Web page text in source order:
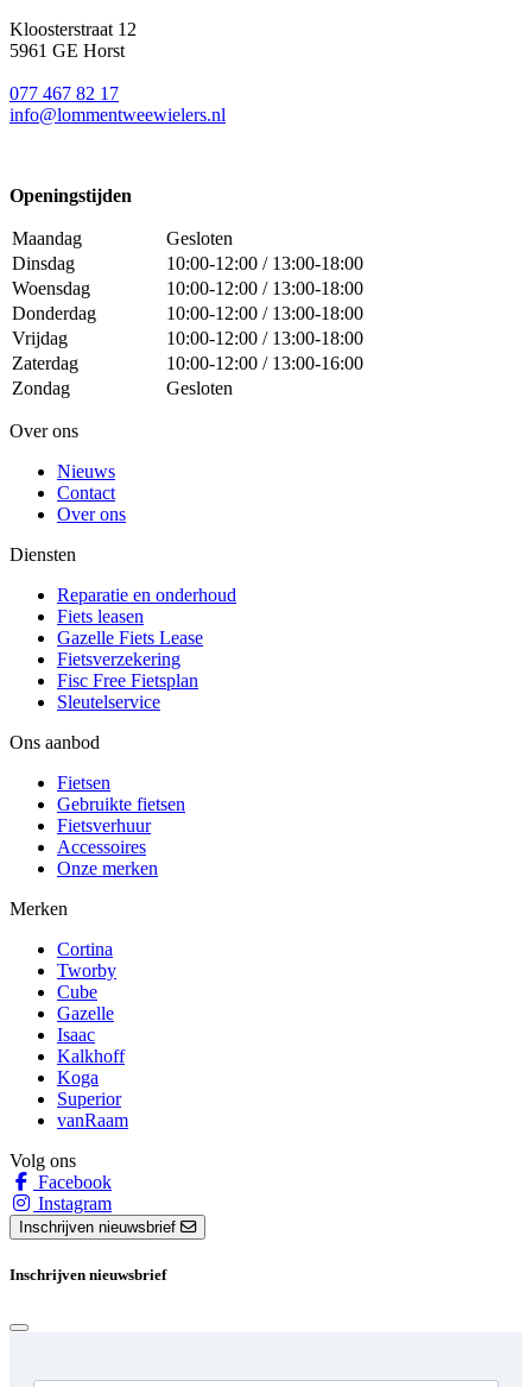
Kloosterstraat 12
5961 GE Horst
077 467 82 17
info@lommentweewielers.nl
Openingstijden
Maandag
Gesloten
Dinsdag
10:00-12:00 / 13:00-18:00
Woensdag
10:00-12:00 / 13:00-18:00
Donderdag
10:00-12:00 / 13:00-18:00
Vrijdag
10:00-12:00 / 13:00-18:00
Zaterdag
10:00-12:00 / 13:00-16:00
Zondag
Gesloten
Over ons
Nieuws
Contact
Over ons
Diensten
Reparatie en onderhoud
Fiets leasen
Gazelle Fiets Lease
Fietsverzekering
Fisc Free Fietsplan
Sleutelservice
Ons aanbod
Fietsen
Gebruikte fietsen
Fietsverhuur
Accessoires
Onze merken
Merken
Cortina
Tworby
Cube
Gazelle
Isaac
Kalkhoff
Koga
Superior
vanRaam
Volg ons
Facebook
Instagram
Inschrijven nieuwsbrief
Inschrijven nieuwsbrief